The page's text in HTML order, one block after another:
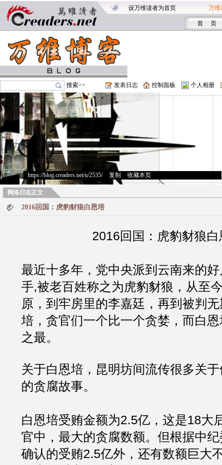
设万维读者为首页 万维
首 页
搜索>> 发表日志 控制面板 个人相册
https://blog.creaders.net/u/2535/> 复制 收藏本页
网络日志正文
2016回国：虎豹豺狼白恩培
2016回国：虎豹豺狼白
最近十多年，党中央派到云南来的
手,被老百姓称之为虎豹豺狼，从至
原，到牢房里的李嘉廷，再到被判
培，贪官们一个比一个贪婪，而白
之最。
关于白恩培，昆明坊间流传很多关
的贪腐故事。
白恩培受贿金额为2.5亿，这是18大
官中，最大的贪腐数额。但根据中
确认的受贿2.5亿外，还有数额巨大